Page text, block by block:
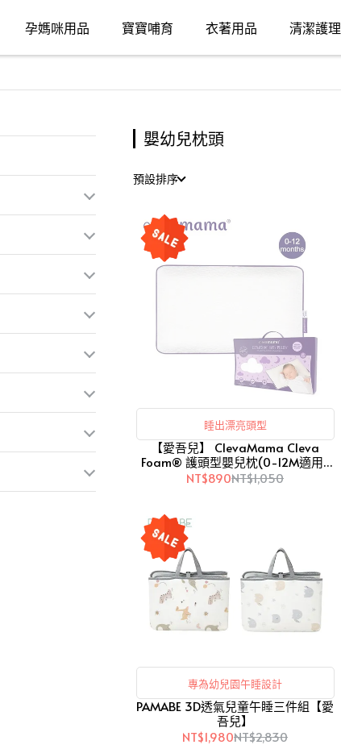
孕媽咪用品 寶寶哺育 衣著用品 清潔護理
嬰幼兒枕頭
預設排序
睡出漂亮頭型
【愛吾兒】 ClevaMama Cleva
Foam® 護頭型嬰兒枕(0-12M適用)
(LCM310200)
NT$890NT$1,050
專為幼兒園午睡設計
PAMABE 3D透氣兒童午睡三件組【愛
吾兒】
NT$1,980NT$2,830